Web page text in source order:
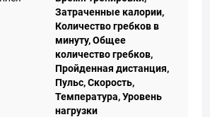
Затраченные калории,
Количество гребков в
минуту, Общее
количество гребков,
Пройденная дистанция,
Пульс, Скорость,
Температура, Уровень
нагрузки